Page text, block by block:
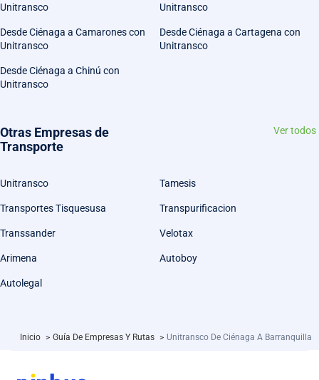
Unitransco
Unitransco
Desde Ciénaga a Camarones con
Unitransco
Desde Ciénaga a Cartagena con
Unitransco
Desde Ciénaga a Chinú con
Unitransco
Otras Empresas de
Transporte
Ver todos
Unitransco Tamesis
Transportes Tisquesusa Transpurificacion
Transsander Velotax
Arimena Autoboy
Autolegal
Inicio > Guía De Empresas Y Rutas > Unitransco De Ciénaga A Barranquilla